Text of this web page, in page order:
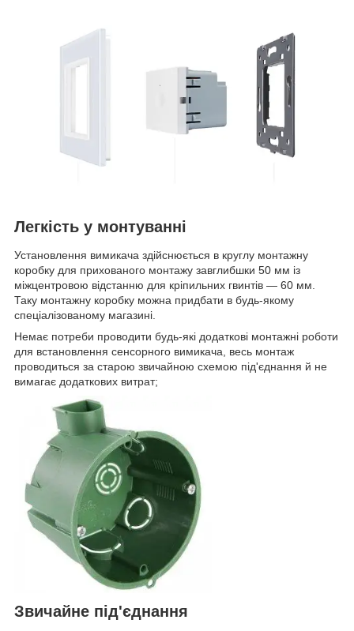
Легкість у монтуванні
Установлення вимикача здійснюється в круглу монтажну
коробку для прихованого монтажу завглибшки 50 мм із
міжцентровою відстанню для кріпильних гвинтів — 60 мм.
Таку монтажну коробку можна придбати в будь-якому
спеціалізованому магазині.
Немає потреби проводити будь-які додаткові монтажні роботи
для встановлення сенсорного вимикача, весь монтаж
проводиться за старою звичайною схемою під'єднання й не
вимагає додаткових витрат;
Звичайне під'єднання